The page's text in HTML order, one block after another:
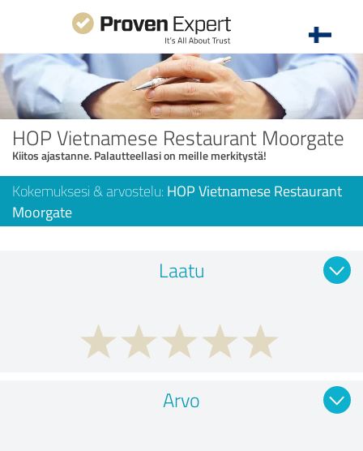
HOP Vietnamese Restaurant Moorgate
Kiitos ajastanne. Palautteellasi on meille merkitystä!
Kokemuksesi & arvostelu: HOP Vietnamese Restaurant
Moorgate
Laatu
Arvo